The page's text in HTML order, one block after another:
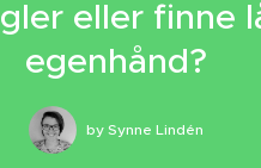
eller finne
egenhånd?
by Synne Lindén